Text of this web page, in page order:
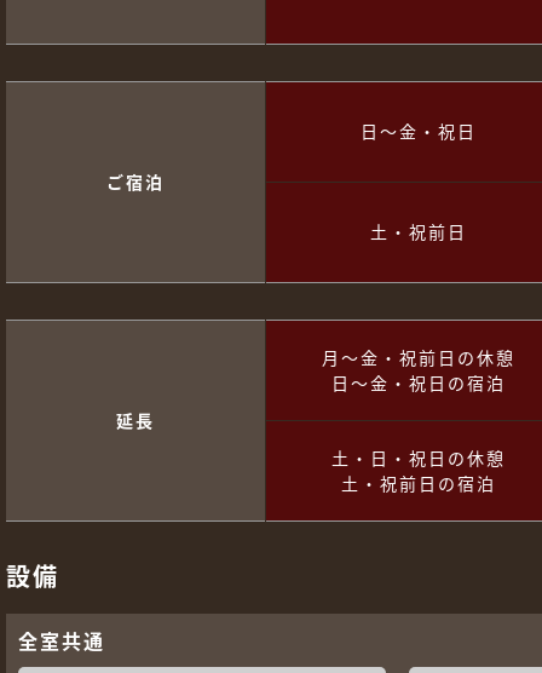
ご宿泊
日～金・祝日
土・祝前日
延長
月～金・祝前日の休憩
日～金・祝日の宿泊
土・日・祝日の休憩
土・祝前日の宿泊
設備
全室共通